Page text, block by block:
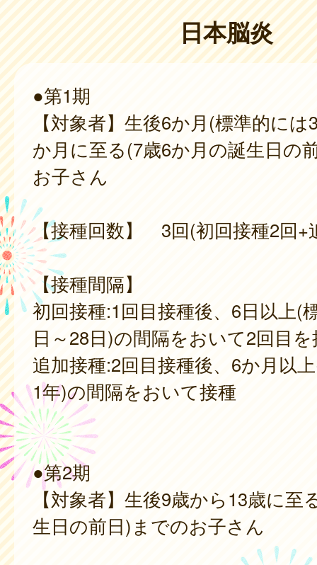
日本脳炎
●第1期
【対象者】生後6か月(標準的に
か月に至る(7歳6か月の誕生日の
お子さん
【接種回数】 3回(初回接種2回+
【接種間隔】
初回接種:1回目接種後、6日以上(
日～28日)の間隔をおいて2回目
追加接種:2回目接種後、6か月以
1年)の間隔をおいて接種
●第2期
【対象者】生後9歳から13歳に至
生日の前日)までのお子さん